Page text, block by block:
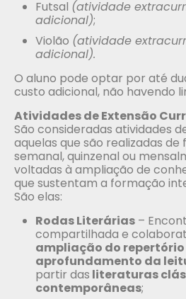
Futsal (atividade
adicional);
Violão (atividade
adicional).
O aluno pode optar por até
custo adicional, não havendo
Atividades de Extensão
São consideradas atividades
aquelas que são realizadas
semanal, quinzenal ou
voltadas à ampliação de
que sustentam a formação
São elas:
Rodas Literárias –
compartilhada e
ampliação do
aprofundamento da
partir das literaturas
contemporâneas;